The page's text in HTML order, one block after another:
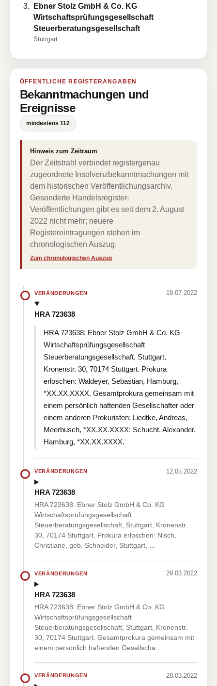
Ebner Stolz GmbH & Co. KG
Wirtschaftsprüfungsgesellschaft
Steuerberatungsgesellschaft
Stuttgart
ÖFFENTLICHE REGISTERANGABEN
Bekanntmachungen und
Ereignisse
mindestens 112
Hinweis zum Zeitraum
Der Zeitstrahl verbindet registergenau
zugeordnete Insolvenzbekanntmachungen mit
dem historischen Veröffentlichungsarchiv.
Gesonderte Handelsregister-
Veröffentlichungen gibt es seit dem 2. August
2022 nicht mehr; neuere
Registereintragungen stehen im
chronologischen Auszug.
Zum chronologischen Auszug
VERÄNDERUNGEN 19.07.2022
HRA 723638
HRA 723638: Ebner Stolz GmbH & Co. KG
Wirtschaftsprüfungsgesellschaft
Steuerberatungsgesellschaft, Stuttgart,
Kronenstr. 30, 70174 Stuttgart. Prokura
erloschen: Waldeyer, Sebastian, Hamburg,
*XX.XX.XXXX. Gesamtprokura gemeinsam mit
einem persönlich haftenden Gesellschafter oder
einem anderen Prokuristen: Liedtke, Andreas,
Meerbusch, *XX.XX.XXXX; Schucht, Alexander,
Hamburg, *XX.XX.XXXX.
VERÄNDERUNGEN 12.05.2022
HRA 723638
HRA 723638: Ebner Stolz GmbH & Co. KG
Wirtschaftsprüfungsgesellschaft
Steuerberatungsgesellschaft, Stuttgart, Kronenstr.
30, 70174 Stuttgart. Prokura erloschen: Nisch,
Christiane, geb. Schneider, Stuttgart, …
VERÄNDERUNGEN 29.03.2022
HRA 723638
HRA 723638: Ebner Stolz GmbH & Co. KG
Wirtschaftsprüfungsgesellschaft
Steuerberatungsgesellschaft, Stuttgart, Kronenstr.
30, 70174 Stuttgart. Gesamtprokura gemeinsam mit
einem persönlich haftenden Gesellscha…
VERÄNDERUNGEN 28.03.2022